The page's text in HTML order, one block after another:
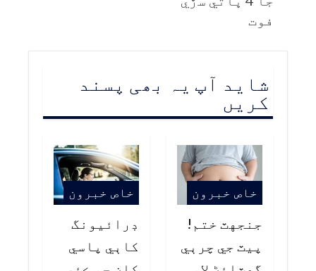
فوت
شاید آپ یہ بھی پسند
کریں
خاص خبرون
جنجهٽ ختم!
پيٽ جي چرٻي
خاص خبرون
ڊرائيونگ
کاٻي پاسي